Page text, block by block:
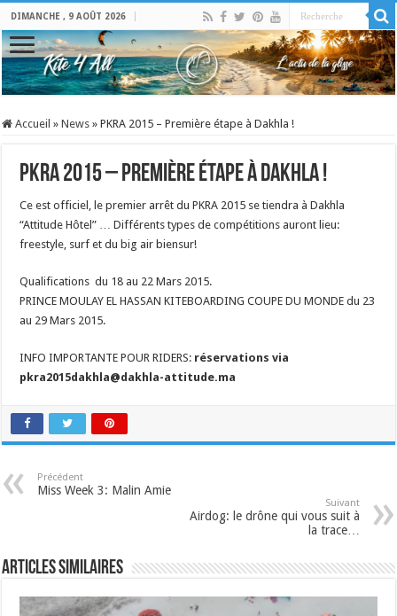
DIMANCHE , 9 AOÛT 2026
Accueil » News » PKRA 2015 – Première étape à Dakhla !
PKRA 2015 – Première étape à Dakhla !
Ce est officiel, le premier arrêt du PKRA 2015 se tiendra à Dakhla
“Attitude Hôtel” … Différents types de compétitions auront lieu:
freestyle, surf et du big air biensur!
Qualifications du 18 au 22 Mars 2015.
PRINCE MOULAY EL HASSAN KITEBOARDING COUPE DU MONDE du 23
au 29 Mars 2015.
INFO IMPORTANTE POUR RIDERS: réservations via
pkra2015dakhla@dakhla-attitude.ma
Précédent
Miss Week 3: Malin Amie
Suivant
Airdog: le drône qui vous suit à
la trace…
Articles similaires